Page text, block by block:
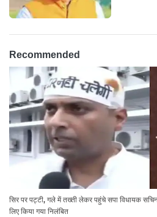
Recommended
सिर पर पट्टी, गले में तख्ती लेकर पहुंचे सपा विधायक
लिए किया गया निलंबित